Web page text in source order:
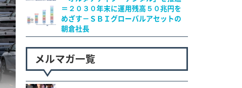
＝２０３０年末に運用残高５０兆円を
めざす－ＳＢＩグローバルアセットの
朝倉社長
メルマガ一覧